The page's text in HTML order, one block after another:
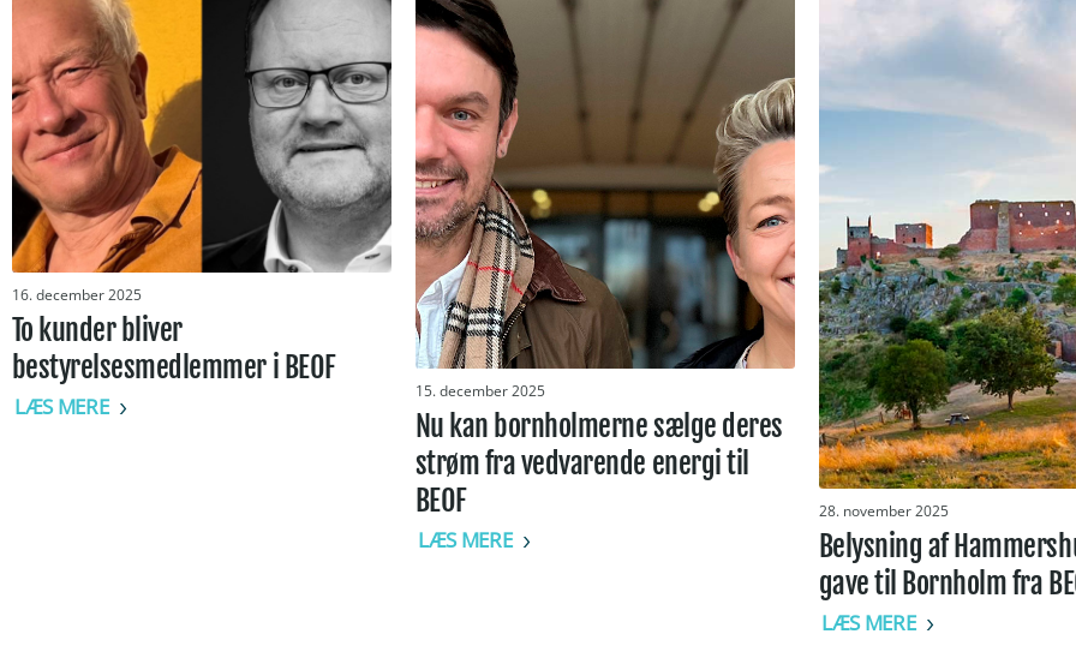
16. december 2025
To kunder bliver
bestyrelsesmedlemmer i BEOF
LÆS MERE
15. december 2025
Nu kan bornholmerne sælge deres
strøm fra vedvarende energi til
BEOF
LÆS MERE
28. november 2025
Belysning af
gave til Bornholm fra
LÆS MERE